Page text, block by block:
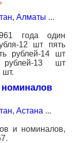
Алматы ...
года один
12 шт пять
рублей-14 шт
13 шт
шт.
Астана ...
и номиналов,